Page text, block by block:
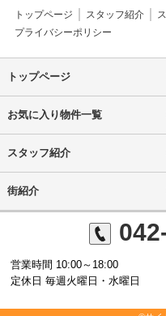
トップページ スタッフ紹介
プライバシーポリシー
トップページ
お気に入り物件一覧
スタッフ紹介
街紹介
営業時間 10:00～18:00
定休日 毎週火曜日・水曜日